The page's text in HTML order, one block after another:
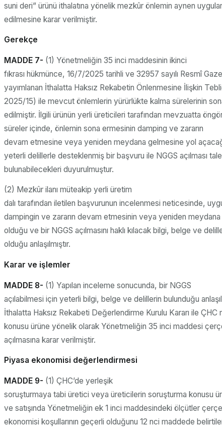
suni deri” ürünü ithalatına yönelik mezkûr önlemin aynen
edilmesine karar verilmiştir.
Gerekçe
MADDE 7- (1) Yönetmeliğin 35 inci maddesinin ikinci
fıkrası hükmünce, 16/7/2025 tarihli ve 32957 sayılı Resmî
yayımlanan İthalatta Haksız Rekabetin Önlenmesine İlişkin
2025/15) ile mevcut önlemlerin yürürlükte kalma sürelerinin
edilmiştir. İlgili ürünün yerli üreticileri tarafından mevzuatta
süreler içinde, önlemin sona ermesinin damping ve zararın
devam etmesine veya yeniden meydana gelmesine yol
yeterli delillerle desteklenmiş bir başvuru ile NGGS açılması
bulunabilecekleri duyurulmuştur.
(2) Mezkûr ilanı müteakip yerli üretim
dalı tarafından iletilen başvurunun incelenmesi neticesinde,
dampingin ve zararın devam etmesinin veya yeniden
olduğu ve bir NGGS açılmasını haklı kılacak bilgi, belge ve
olduğu anlaşılmıştır.
Karar ve işlemler
MADDE 8- (1) Yapılan inceleme sonucunda, bir NGGS
açılabilmesi için yeterli bilgi, belge ve delillerin bulunduğu
İthalatta Haksız Rekabeti Değerlendirme Kurulu Kararı ile
konusu ürüne yönelik olarak Yönetmeliğin 35 inci maddesi
açılmasına karar verilmiştir.
Piyasa ekonomisi değerlendirmesi
MADDE 9- (1) ÇHC’de yerleşik
soruşturmaya tabi üretici veya üreticilerin soruşturma konusu
ve satışında Yönetmeliğin ek 1 inci maddesindeki ölçütler
ekonomisi koşullarının geçerli olduğunu 12 nci maddede